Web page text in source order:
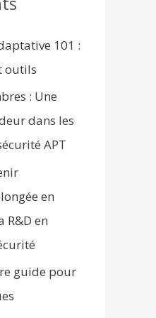
101 :
outils
: Une
dans les
APT
en
R&D en
guide pour